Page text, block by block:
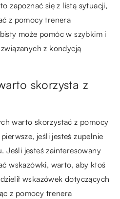
zapoznać się z listą sytuacji,
z pomocy trenera
może pomóc w szybkim i
z kondycją
skorzysta z
warto skorzystać z pomocy
jeśli jesteś zupełnie
Jeśli jesteś zainteresowany
wskazówki, warto, aby ktoś
wskazówek dotyczących
z pomocy trenera